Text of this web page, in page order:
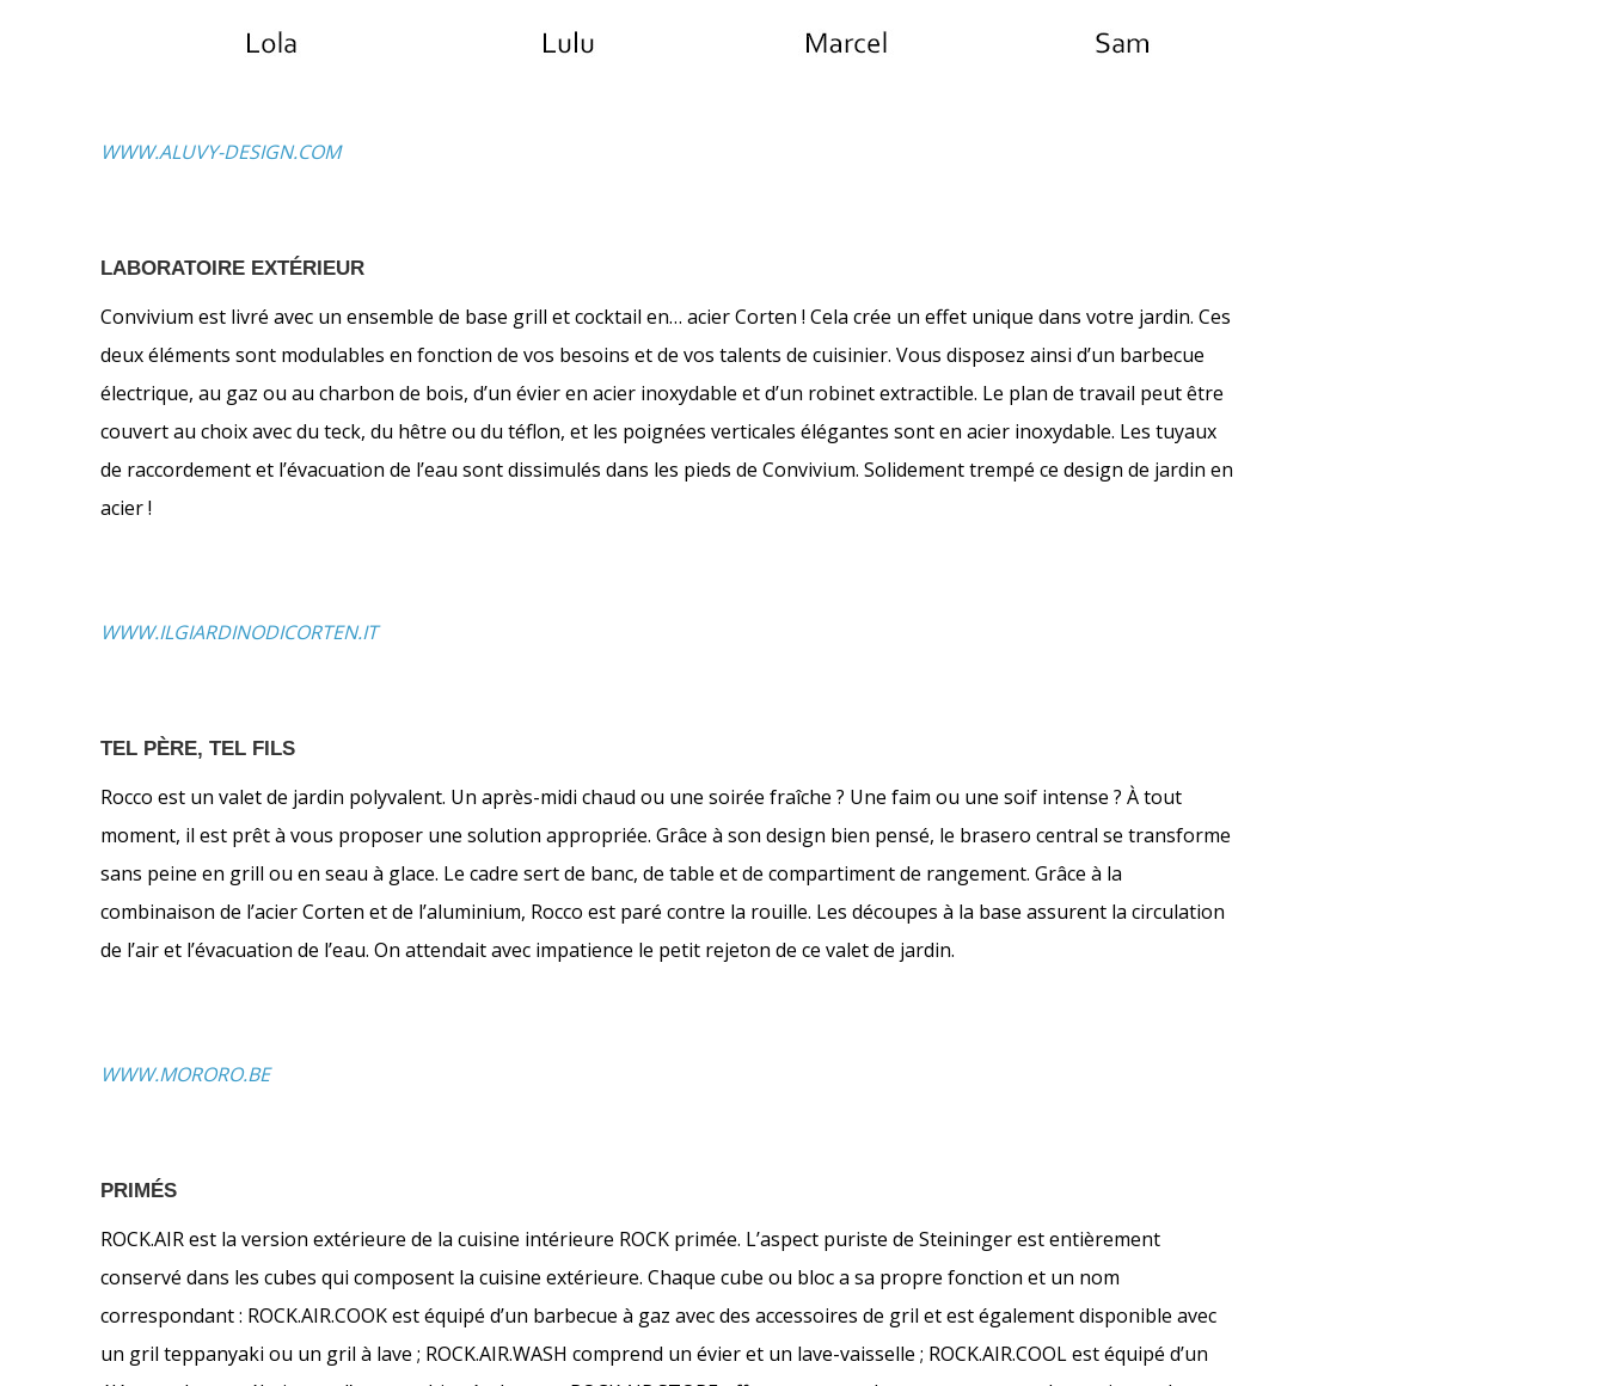
WWW.ALUVY-DESIGN.COM
LABORATOIRE EXTÉRIEUR
Convivium est livré avec un ensemble de base grill et cocktail en… acier Corten ! Cela crée un effet unique dans votre jardin. Ces
deux éléments sont modulables en fonction de vos besoins et de vos talents de cuisinier. Vous disposez ainsi d’un barbecue
électrique, au gaz ou au charbon de bois, d’un évier en acier inoxydable et d’un robinet extractible. Le plan de travail peut être
couvert au choix avec du teck, du hêtre ou du téflon, et les poignées verticales élégantes sont en acier inoxydable. Les tuyaux
de raccordement et l’évacuation de l’eau sont dissimulés dans les pieds de Convivium. Solidement trempé ce design de jardin en
acier !
WWW.ILGIARDINODICORTEN.IT
TEL PÈRE, TEL FILS
Rocco est un valet de jardin polyvalent. Un après-midi chaud ou une soirée fraîche ? Une faim ou une soif intense ? À tout
moment, il est prêt à vous proposer une solution appropriée. Grâce à son design bien pensé, le brasero central se transforme
sans peine en grill ou en seau à glace. Le cadre sert de banc, de table et de compartiment de rangement. Grâce à la
combinaison de l’acier Corten et de l’aluminium, Rocco est paré contre la rouille. Les découpes à la base assurent la circulation
de l’air et l’évacuation de l’eau. On attendait avec impatience le petit rejeton de ce valet de jardin.
WWW.MORORO.BE
PRIMÉS
ROCK.AIR est la version extérieure de la cuisine intérieure ROCK primée. L’aspect puriste de Steininger est entièrement
conservé dans les cubes qui composent la cuisine extérieure. Chaque cube ou bloc a sa propre fonction et un nom
correspondant : ROCK.AIR.COOK est équipé d’un barbecue à gaz avec des accessoires de gril et est également disponible avec
un gril teppanyaki ou un gril à lave ; ROCK.AIR.WASH comprend un évier et un lave-vaisselle ; ROCK.AIR.COOL est équipé d’un